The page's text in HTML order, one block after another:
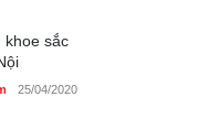
khoe sắc
25/04/2020